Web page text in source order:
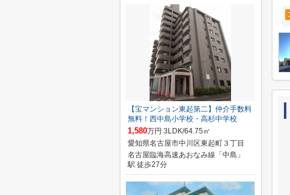
【宝マンション東起第二】仲介手数料
無料！西中島小学校・高杉中学校
1,580万円 3LDK/64.75㎡
愛知県名古屋市中川区東起町３丁目
名古屋臨海高速あおなみ線「中島」
駅 徒歩27分